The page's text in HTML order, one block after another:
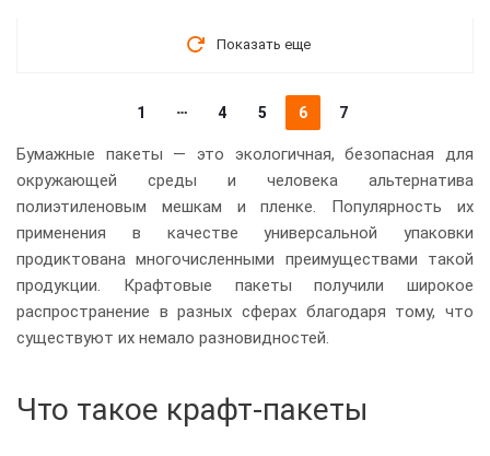
Показать еще
1 4 5 6 7
Бумажные пакеты — это экологичная, безопасная для
окружающей среды и человека альтернатива
полиэтиленовым мешкам и пленке. Популярность их
применения в качестве универсальной упаковки
продиктована многочисленными преимуществами такой
продукции. Крафтовые пакеты получили широкое
распространение в разных сферах благодаря тому, что
существуют их немало разновидностей.
Что такое крафт-пакеты